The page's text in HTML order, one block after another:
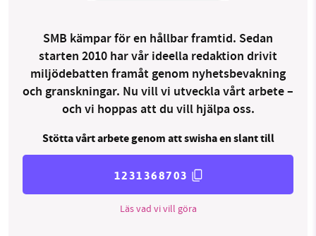
SMB kämpar för en hållbar framtid. Sedan
starten 2010 har vår ideella redaktion drivit
miljödebatten framåt genom nyhetsbevakning
och granskningar. Nu vill vi utveckla vårt arbete –
och vi hoppas att du vill hjälpa oss.
Stötta vårt arbete genom att swisha en slant till
1231368703
Läs vad vi vill göra